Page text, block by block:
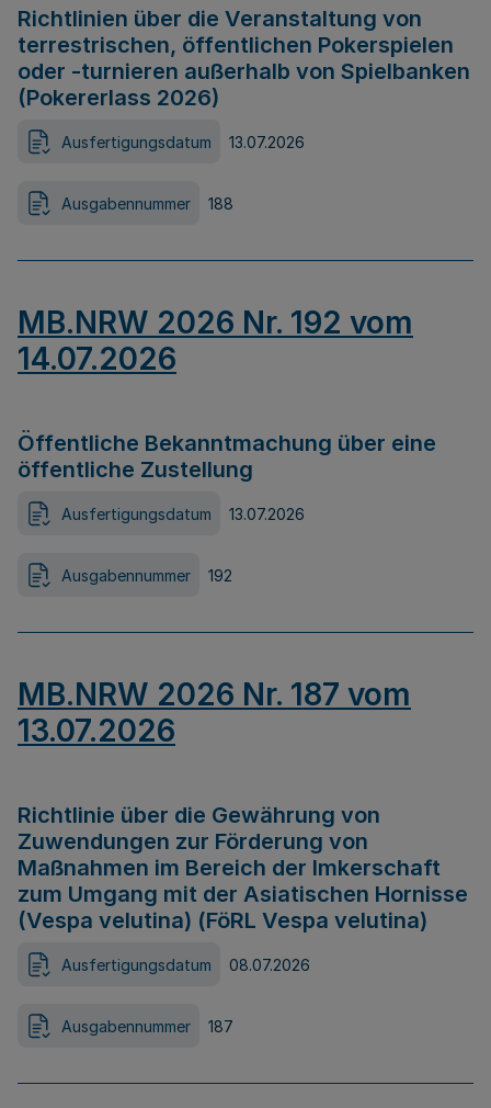
Richtlinien über die Veranstaltung von
terrestrischen, öffentlichen Pokerspielen
oder -turnieren außerhalb von Spielbanken
(Pokererlass 2026)
Ausfertigungsdatum 13.07.2026
Ausgabennummer 188
MB.NRW 2026 Nr. 192 vom
14.07.2026
Öffentliche Bekanntmachung über eine
öffentliche Zustellung
Ausfertigungsdatum 13.07.2026
Ausgabennummer 192
MB.NRW 2026 Nr. 187 vom
13.07.2026
Richtlinie über die Gewährung von
Zuwendungen zur Förderung von
Maßnahmen im Bereich der Imkerschaft
zum Umgang mit der Asiatischen Hornisse
(Vespa velutina) (FöRL Vespa velutina)
Ausfertigungsdatum 08.07.2026
Ausgabennummer 187